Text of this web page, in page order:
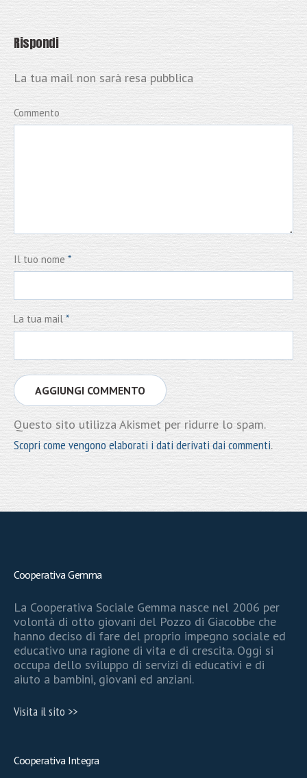
Rispondi
La tua mail non sarà resa pubblica
Commento
Il tuo nome *
La tua mail *
Questo sito utilizza Akismet per ridurre lo spam.
Scopri come vengono elaborati i dati derivati dai commenti.
Cooperativa Gemma
La Cooperativa Sociale Gemma nasce nel 2006 per
volontà di otto giovani del Pozzo di Giacobbe che
hanno deciso di fare del proprio impegno sociale ed
educativo una ragione di vita e di crescita. Oggi si
occupa dello sviluppo di servizi di educativi e di
aiuto a bambini, giovani ed anziani.
Visita il sito >>
Cooperativa Integra